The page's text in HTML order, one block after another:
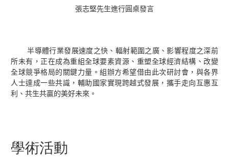
張志堅先生進行圓桌發言
半導體行業發展速度之快、輻射範圍之廣、影響程度之深前
所未有，正在成為重組全球要素資源、重塑全球經濟結構、改變
全球競爭格局的關鍵力量。組辦方希望借由此次研討會，與各界
人士達成一些共識，輔助國家實現跨越式發展，攜手走向互惠互
利、共生共贏的美好未來。
學術活動